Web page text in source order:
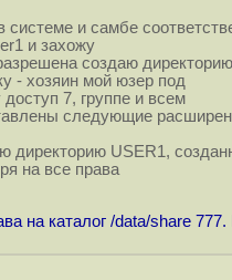
и самбе
и захожу
создаю
- хозяин мой юзер под
7, группе и всем
следующие
директорию USER1,
на все права
на каталог /data/share